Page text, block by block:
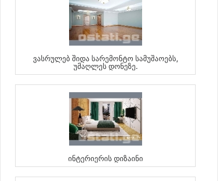
Ვასრულებ Შიდა Სარემონტო Სამუშაოებს,
Უმაღლეს Დონეზე.
Ინტერიერის Დიზაინი